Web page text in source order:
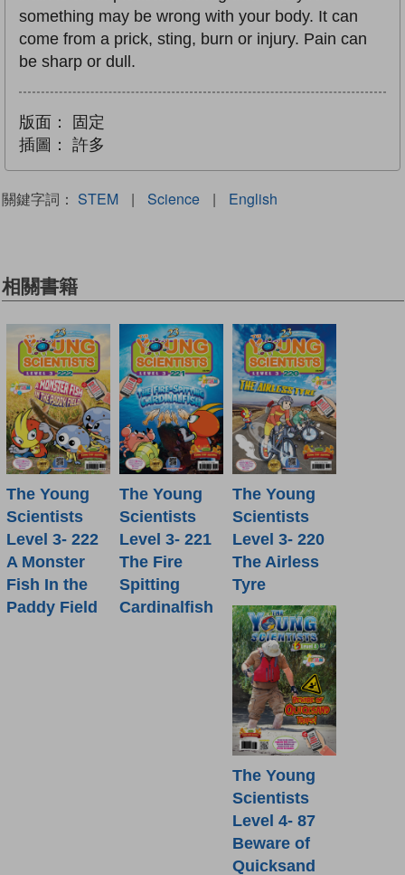
something may be wrong with your body. It can
come from a prick, sting, burn or injury. Pain can
be sharp or dull.
版面：
固定
插圖：
許多
關鍵字詞： STEM | Science | English
相關書籍
The Young
Scientists
Level 3- 222
A Monster
Fish In the
Paddy Field
The Young
Scientists
Level 3- 221
The Fire
Spitting
Cardinalfish
The Young
Scientists
Level 3- 220
The Airless
Tyre
The Young
Scientists
Level 4- 87
Beware of
Quicksand